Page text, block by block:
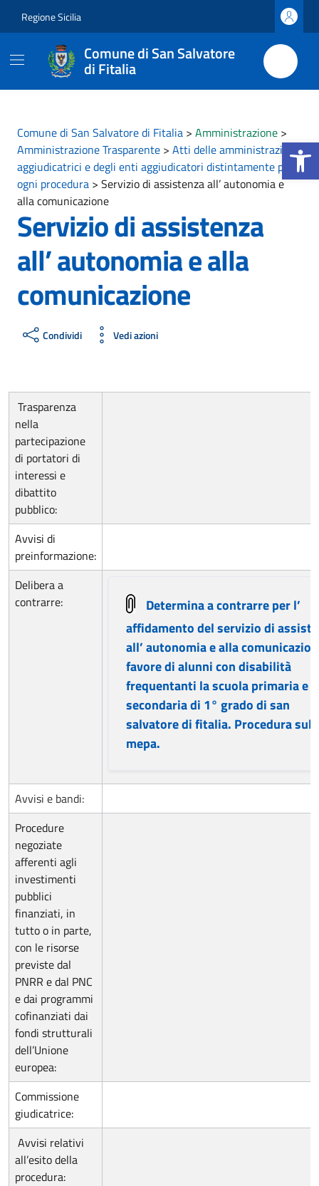
Apri la
Regione Sicilia
Comune di San Salvatore
di Fitalia
Comune di San Salvatore di Fitalia > Amministrazione >
Amministrazione Trasparente > Atti delle amministrazioni
aggiudicatrici e degli enti aggiudicatori distintamente per
ogni procedura > Servizio di assistenza all’ autonomia e
alla comunicazione
Servizio di assistenza
all’ autonomia e alla
comunicazione
Condividi Vedi azioni
Trasparenza
nella
partecipazione
di portatori di
interessi e
dibattito
pubblico:
Avvisi di
preinformazione:
Delibera a
contrarre:
Determina a contrarre per l’
affidamento del servizio di
all’ autonomia e alla
favore di alunni con disabilità
frequentanti la scuola primaria e
secondaria di 1° grado di san
salvatore di fitalia. Procedura sul
mepa.
Avvisi e bandi:
Procedure
negoziate
afferenti agli
investimenti
pubblici
finanziati, in
tutto o in parte,
con le risorse
previste dal
PNRR e dal PNC
e dai programmi
cofinanziati dai
fondi strutturali
dell’Unione
europea:
Commissione
giudicatrice:
Avvisi relativi
all’esito della
procedura: